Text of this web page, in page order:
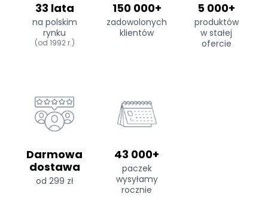
33 lata
na polskim
rynku
(od 1992 r.)
150 000+
zadowolonych
klientów
5 000+
produktów
w stałej
ofercie
Darmowa
dostawa
od 299 zł
43 000+
paczek
wysyłamy
rocznie